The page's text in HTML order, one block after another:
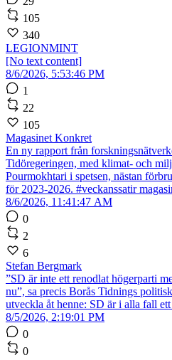
105
340
LEGIONMINT
[No text content]
8/6/2026, 5:53:46 PM
1
22
105
Magasinet Konkret
En ny rapport från
Tidöregeringen, med klimat- och
Pourmokhtari i spetsen, nästan
för 2023-
8/6/2026, 11:41:47 AM
0
2
6
Stefan Bergmark
”SD är inte ett renodlat högerparti
nu”, sa precis Borås Tidnings
utveckla åt henne: SD är i alla fall
8/5/2026, 2:19:01 PM
0
0